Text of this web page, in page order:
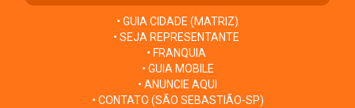
• GUIA CIDADE (MATRIZ)
• SEJA REPRESENTANTE
• FRANQUIA
• GUIA MOBILE
• ANUNCIE AQUI
• CONTATO (SÃO SEBASTIÃO-SP)